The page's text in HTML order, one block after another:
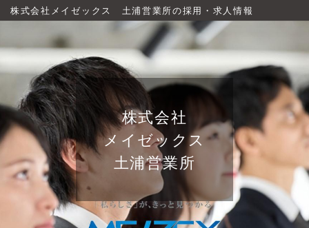
株式会社メイゼックス 土浦営業所の採用・求人情報
株式会社
メイゼックス
土浦営業所